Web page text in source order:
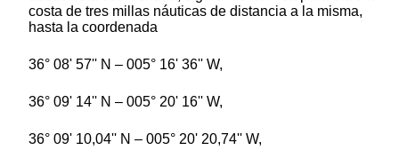
costa de tres millas náuticas de distancia a la misma,
hasta la coordenada
36° 08' 57'' N – 005° 16' 36'' W,
36° 09' 14'' N – 005° 20' 16'' W,
36° 09' 10,04'' N – 005° 20' 20,74'' W,